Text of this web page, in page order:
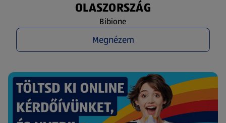
OLASZORSZÁG
Bibione
Megnézem